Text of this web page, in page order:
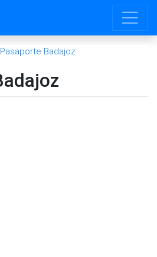
Pasaporte Badajoz